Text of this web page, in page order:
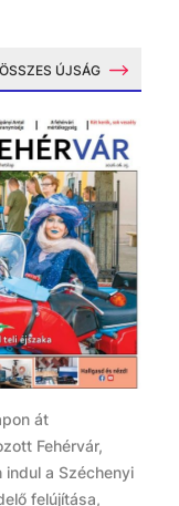
ÖSSZES ÚJSÁG
át
Fehérvár,
indul a Széchenyi
felújítása,